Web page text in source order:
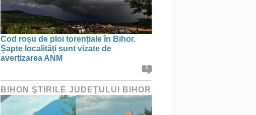
Cod roșu de ploi torențiale în Bihor.
Șapte localități sunt vizate de
avertizarea ANM
1
BIHON ŞTIRILE JUDEŢULUI BIHOR